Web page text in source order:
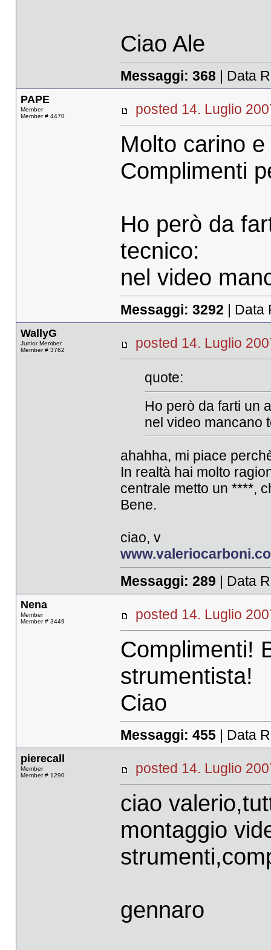
Ciao Ale
Messaggi: 368 | Data
PAPE
Member
Member # 4470
posted 14. Luglio
Molto carino
Complimenti
Ho però da
tecnico:
nel video
Messaggi: 3292 | Data
WallyG
Junior Member
Member # 3762
posted 14. Luglio
quote:
Ho però da farti un
nel video mancano
ahahha, mi piace
In realtà hai molto
centrale metto un ****,
Bene.
ciao, v
Messaggi: 289 | Data
Nena
Member
Member # 3449
posted 14. Luglio
Complimenti!
strumentista!
Ciao
Messaggi: 455| Data
pierecall
Member
Member # 1290
posted 14. Luglio
ciao
montaggio
gennaro